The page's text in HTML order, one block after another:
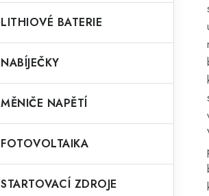
LITHIOVÉ BATERIE
NABÍJEČKY
MĚNIČE NAPĚTÍ
FOTOVOLTAIKA
STARTOVACÍ ZDROJE